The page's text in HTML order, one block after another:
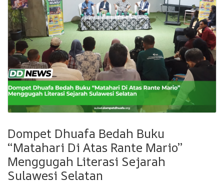
Dompet Dhuafa Bedah Buku
“Matahari Di Atas Rante Mario”
Menggugah Literasi Sejarah
Sulawesi Selatan